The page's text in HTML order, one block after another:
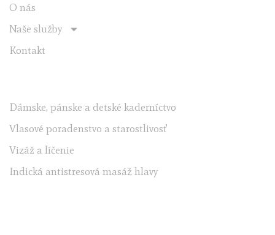
O nás
Naše služby
Kontakt
Dámske, pánske a detské kaderníctvo
Vlasové poradenstvo a starostlivosť
Vizáž a líčenie
Indická antistresová masáž hlavy